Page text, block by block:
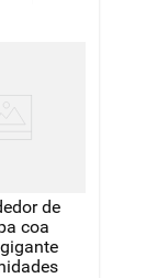
de
coa